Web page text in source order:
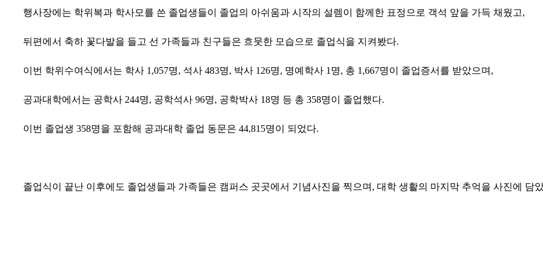
행사장에는 학위복과 학사모를 쓴 졸업생들이 졸업의 아쉬움과 시작의 설렘이 함께한 표정으로 객석 앞을 가득 채웠고,
뒤편에서 축하 꽃다발을 들고 선 가족들과 친구들은 흐뭇한 모습으로 졸업식을 지켜봤다.
이번 학위수여식에서는 학사 1,057명, 석사 483명, 박사 126명, 명예학사 1 명, 총 1,667명이 졸업증서를 받았으며 ,
공과대학에서는 공학사 244명, 공학석사 96명, 공학박사 18명 등 총 358명이 졸업했다.
이번 졸업생 358명을 포함해 공과대학 졸업 동문은 44,815명이 되었다.
졸업식이 끝난 이후에도 졸업생들과 가족들은 캠퍼스 곳곳에서 기념사진을 찍으며 , 대학 생활의 마지막 추억을 사진에 담